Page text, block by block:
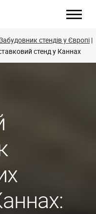
стендів у Європі
стенд у Каннах